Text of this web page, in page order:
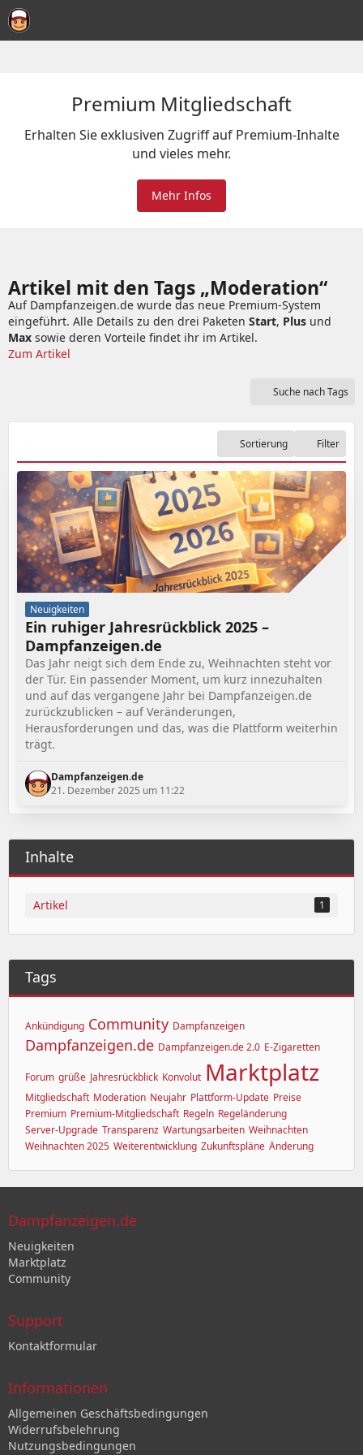
Premium Mitgliedschaft
Erhalten Sie exklusiven Zugriff auf Premium-Inhalte
und vieles mehr.
Mehr Infos
Artikel mit den Tags „Moderation“
Auf Dampfanzeigen.de wurde das neue Premium-System
eingeführt. Alle Details zu den drei Paketen Start, Plus und
Max sowie deren Vorteile findet ihr im Artikel.
Zum Artikel
Suche nach Tags
Sortierung Filter
Neuigkeiten
Ein ruhiger Jahresrückblick 2025 –
Dampfanzeigen.de
Das Jahr neigt sich dem Ende zu, Weihnachten steht vor
der Tür. Ein passender Moment, um kurz innezuhalten
und auf das vergangene Jahr bei Dampfanzeigen.de
zurückzublicken – auf Veränderungen,
Herausforderungen und das, was die Plattform weiterhin
trägt.
Dampfanzeigen.de
21. Dezember 2025 um 11:22
Inhalte
Artikel 1
Tags
Ankündigung Community Dampfanzeigen
Dampfanzeigen.de Dampfanzeigen.de 2.0 E-Zigaretten
Forum grüße Jahresrückblick Konvolut Marktplatz
Mitgliedschaft Moderation Neujahr Plattform-Update Preise
Premium Premium-Mitgliedschaft Regeln Regeländerung
Server-Upgrade Transparenz Wartungsarbeiten Weihnachten
Weihnachten 2025 Weiterentwicklung Zukunftspläne Änderung
Dampfanzeigen.de
Neuigkeiten
Marktplatz
Community
Support
Kontaktformular
Informationen
Allgemeinen Geschäftsbedingungen
Widerrufsbelehrung
Nutzungsbedingungen